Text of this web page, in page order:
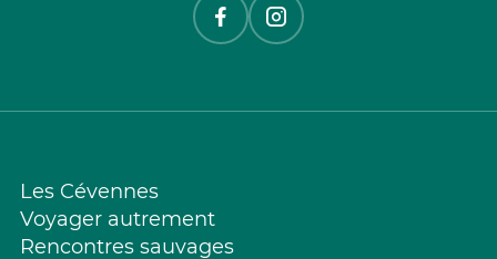
Les Cévennes
Voyager autrement
Rencontres sauvages